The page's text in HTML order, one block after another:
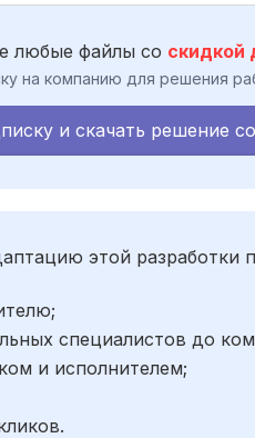
любые файлы со скидкой
на компанию для решения
и скачать решение
этой
специалистов до
и исполнителем;